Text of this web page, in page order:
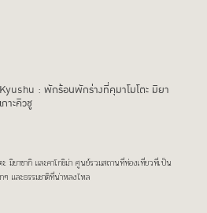
: พักร้อนพักร่างที่คุมาโมโตะ มิยา
าะคิวชู
มิยาซากิ และคาโกชิม่า ศูนย์รวมสถานที่ท่องเที่ยวที่เป็น
และธรรมชาติที่น่าหลงไหล